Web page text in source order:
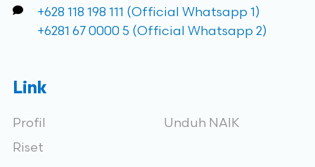
+628 118 198 111 (Official Whatsapp 1)
+6281 67 0000 5 (Official Whatsapp 2)
Link
Profil
Riset
Unduh NAIK